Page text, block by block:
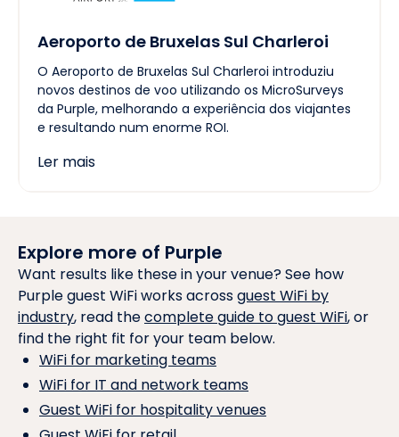
Aeroporto de Bruxelas Sul Charleroi
O Aeroporto de Bruxelas Sul Charleroi introduziu
novos destinos de voo utilizando os MicroSurveys
da Purple, melhorando a experiência dos viajantes
e resultando num enorme ROI.
Ler mais
Explore more of Purple
Want results like these in your venue? See how
Purple guest WiFi works acrossguest WiFi by
industry, read thecomplete guide to guest WiFi, or
find the right fit for your team below.
WiFi for marketing teams
WiFi for IT and network teams
Guest WiFi for hospitality venues